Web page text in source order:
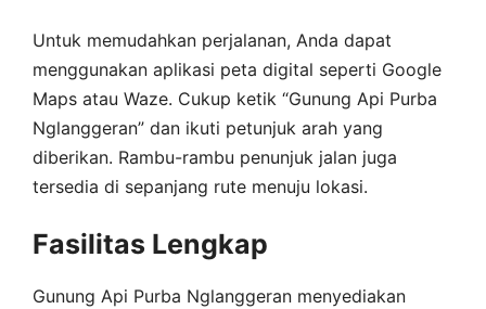
Untuk memudahkan perjalanan, Anda dapat
menggunakan aplikasi peta digital seperti Google
Maps atau Waze. Cukup ketik “Gunung Api Purba
Nglanggeran” dan ikuti petunjuk arah yang
diberikan. Rambu-rambu penunjuk jalan juga
tersedia di sepanjang rute menuju lokasi.
Fasilitas Lengkap
Gunung Api Purba Nglanggeran menyediakan